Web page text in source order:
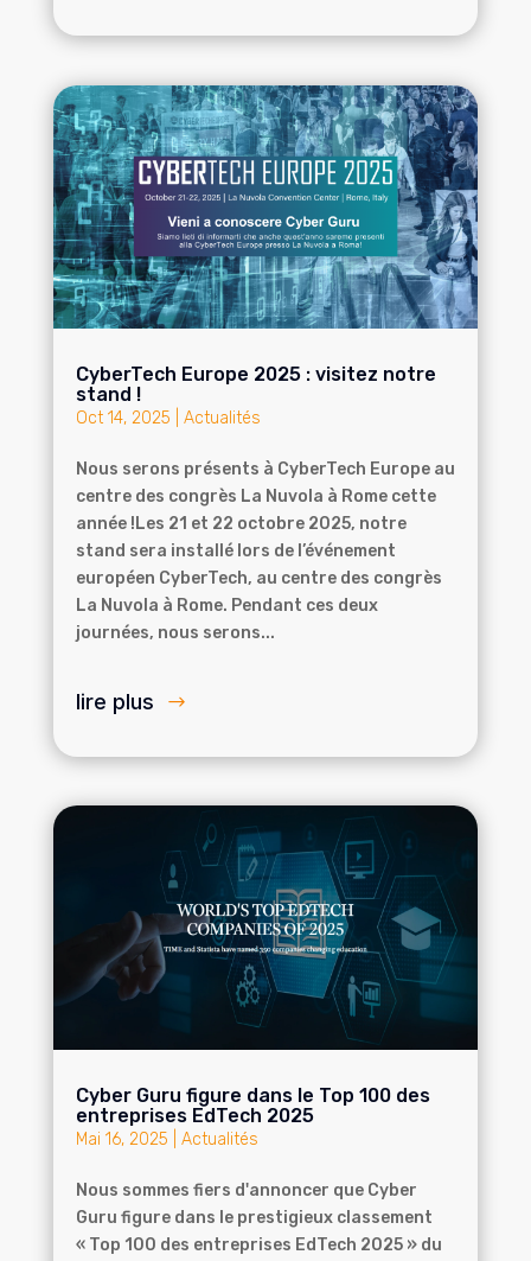
CyberTech Europe 2025 : visitez notre
stand !
Oct 14, 2025 Actualités
Nous serons présents à CyberTech Europe au
centre des congrès La Nuvola à Rome cette
année !Les 21 et 22 octobre 2025, notre
stand sera installé lors de l’événement
européen CyberTech, au centre des congrès
La Nuvola à Rome. Pendant ces deux
journées, nous serons...
lire plus
Cyber ​​Guru figure dans le Top 100 des
entreprises EdTech 2025
Mai 16, 2025 Actualités
Nous sommes fiers d'annoncer que Cyber ​​
Guru figure dans le prestigieux classement
« Top 100 des entreprises EdTech 2025 » du